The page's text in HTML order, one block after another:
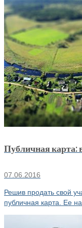
Публичная карта:
07.06.2016
Решив продать свой
публичная карта. Ее